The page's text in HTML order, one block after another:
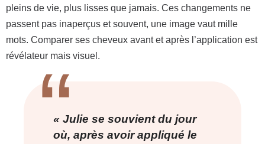
pleins de vie, plus lisses que jamais. Ces changements ne
passent pas inaperçus et souvent, une image vaut mille
mots. Comparer ses cheveux avant et après l’application est
révélateur mais visuel.
« Julie se souvient du jour
où, après avoir appliqué le